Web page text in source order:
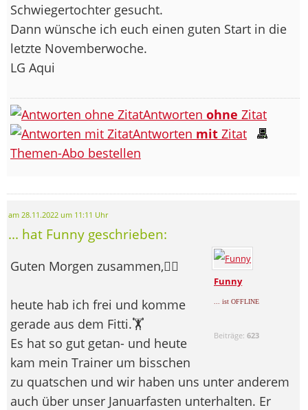
Schwiegertochter gesucht.
Dann wünsche ich euch einen guten Start in die
letzte Novemberwoche.
LG Aqui
Antworten ohne Zitat
Antworten mit Zitat
Themen-Abo bestellen
am 28.11.2022 um 11:11 Uhr
... hat Funny geschrieben:
Funny
... ist OFFLINE
Beiträge:623
Guten Morgen zusammen,🙋‍♀️
heute hab ich frei und komme
gerade aus dem Fitti.🏋️
Es hat so gut getan- und heute
kam mein Trainer um bisschen
zu quatschen und wir haben uns unter anderem
auch über unser Januarfasten unterhalten. Er